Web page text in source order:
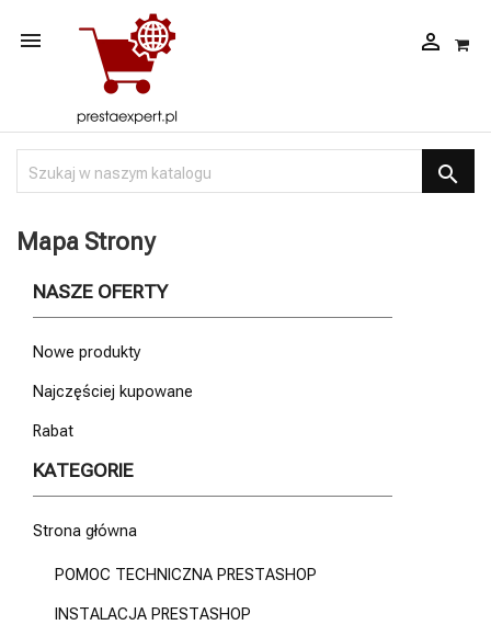
 

Mapa Strony
NASZE OFERTY
Nowe produkty
Najczęściej kupowane
Rabat
KATEGORIE
Strona główna
POMOC TECHNICZNA PRESTASHOP
INSTALACJA PRESTASHOP